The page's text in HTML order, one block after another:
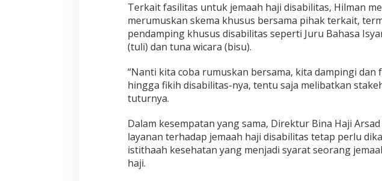
Terkait fasilitas untuk jemaah haji disabilitas, Hilman
merumuskan skema khusus bersama pihak terkait,
pendamping khusus disabilitas seperti Juru Bahasa
(tuli) dan tuna wicara (bisu).
“Nanti kita coba rumuskan bersama, kita dampingi dan
hingga fikih disabilitas-nya, tentu saja melibatkan
tuturnya.
Dalam kesempatan yang sama, Direktur Bina Haji
layanan terhadap jemaah haji disabilitas tetap perlu
istithaah kesehatan yang menjadi syarat seorang
haji.